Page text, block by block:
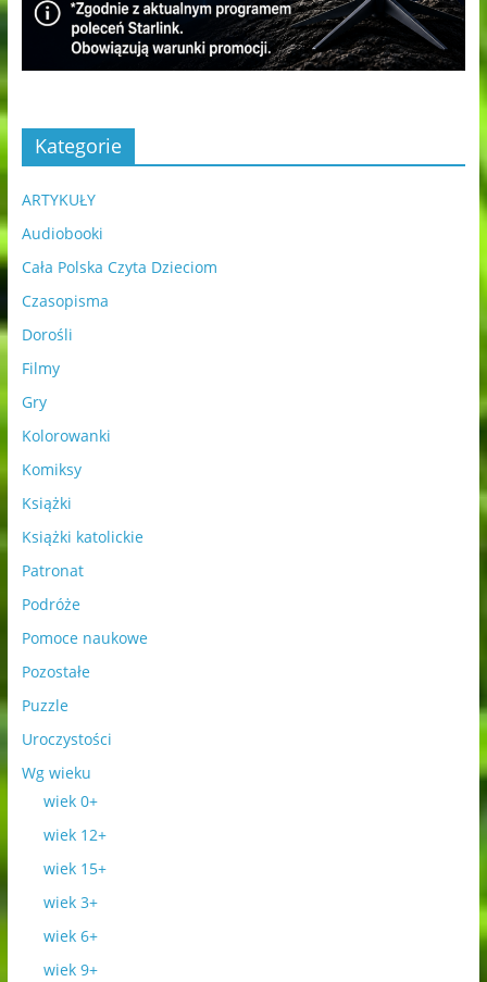
Kategorie
ARTYKUŁY
Audiobooki
Cała Polska Czyta Dzieciom
Czasopisma
Dorośli
Filmy
Gry
Kolorowanki
Komiksy
Książki
Książki katolickie
Patronat
Podróże
Pomoce naukowe
Pozostałe
Puzzle
Uroczystości
Wg wieku
wiek 0+
wiek 12+
wiek 15+
wiek 3+
wiek 6+
wiek 9+